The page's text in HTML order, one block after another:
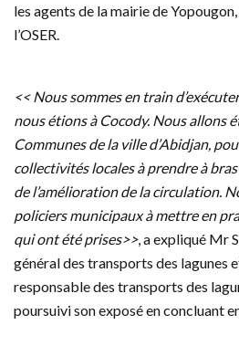
les agents de la mairie de
l’OSER.
<< Nous sommes en train
nous étions à Cocody. Nous allons
Communes de la ville d’Abidjan,
collectivités locales à prendre à
de l’amélioration de la circulation.
policiers municipaux à mettre en
qui ont été prises>>, a expliqué Mr
général des transports des lagunes
responsable des transports des
poursuivi son exposé en concluant